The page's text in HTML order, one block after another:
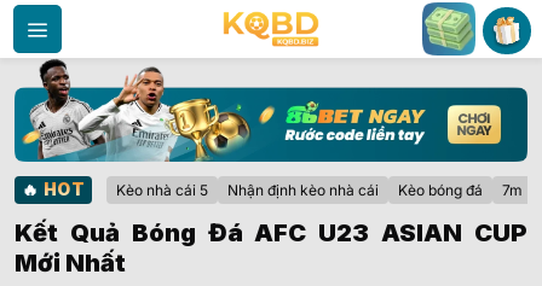
Bỏ
qua
dung
🔥 HOT Kèo nhà cái 5 Nhận định kèo nhà cái Kèo bóng đá 7m
Kết Quả Bóng Đá AFC U23 ASIAN CUP
Mới Nhất